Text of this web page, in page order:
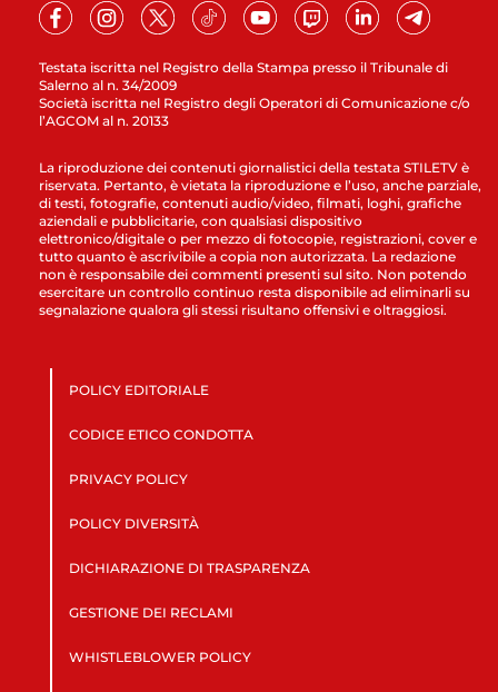
Testata iscritta nel Registro della Stampa presso il Tribunale di
Salerno al n. 34/2009
Società iscritta nel Registro degli Operatori di Comunicazione c/o
l’AGCOM al n. 20133
La riproduzione dei contenuti giornalistici della testata STILETV è
riservata. Pertanto, è vietata la riproduzione e l’uso, anche parziale,
di testi, fotografie, contenuti audio/video, filmati, loghi, grafiche
aziendali e pubblicitarie, con qualsiasi dispositivo
elettronico/digitale o per mezzo di fotocopie, registrazioni, cover e
tutto quanto è ascrivibile a copia non autorizzata. La redazione
non è responsabile dei commenti presenti sul sito. Non potendo
esercitare un controllo continuo resta disponibile ad eliminarli su
segnalazione qualora gli stessi risultano offensivi e oltraggiosi.
POLICY EDITORIALE
CODICE ETICO CONDOTTA
PRIVACY POLICY
POLICY DIVERSITÀ
DICHIARAZIONE DI TRASPARENZA
GESTIONE DEI RECLAMI
WHISTLEBLOWER POLICY